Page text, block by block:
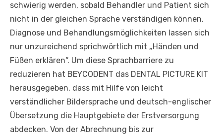
schwierig werden, sobald Behandler und Patient sich
nicht in der gleichen Sprache verständigen können.
Diagnose und Behandlungsmöglichkeiten lassen sich
nur unzureichend sprichwörtlich mit „Händen und
Füßen erklären“. Um diese Sprachbarriere zu
reduzieren hat BEYCODENT das DENTAL PICTURE KIT
herausgegeben, dass mit Hilfe von leicht
verständlicher Bildersprache und deutsch-englischer
Übersetzung die Hauptgebiete der Erstversorgung
abdecken. Von der Abrechnung bis zur